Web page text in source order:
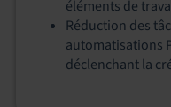
éléments de
Réduction des
automatisations
déclenchant la